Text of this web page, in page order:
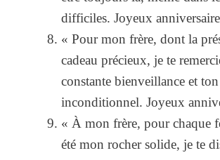
difficiles. Joyeux
« Pour mon frère, dont la
cadeau précieux, je te
constante bienveillance et
inconditionnel. Joyeux
« À mon frère, pour chaque
été mon rocher solide, je te